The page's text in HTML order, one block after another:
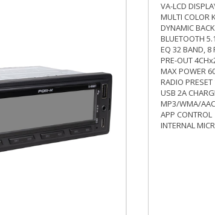
VA-LCD
MULTI COLOR
DYNAMIC
BLUETOOTH 5.1
EQ 32 BAND, 8
PRE-OUT
MAX POWER
RADIO PRESET
USB 2A
MP3/WMA/
APP CONTROL
INTERNAL